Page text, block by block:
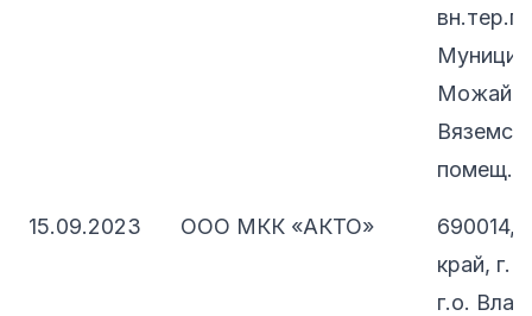
вн.тер.г.
помещ.
15.09.2023 ООО МКК «АКТО»
690014,
край, г.
г.о.